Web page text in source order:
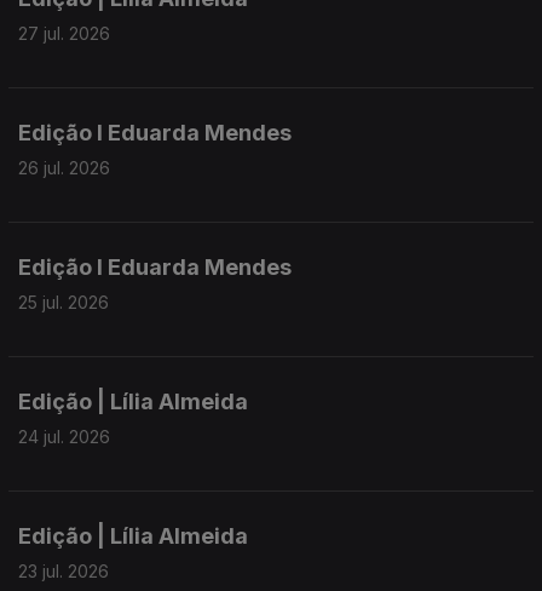
27 jul. 2026
Edição I Eduarda Mendes
26 jul. 2026
Edição I Eduarda Mendes
25 jul. 2026
Edição | Lília Almeida
24 jul. 2026
Edição | Lília Almeida
23 jul. 2026